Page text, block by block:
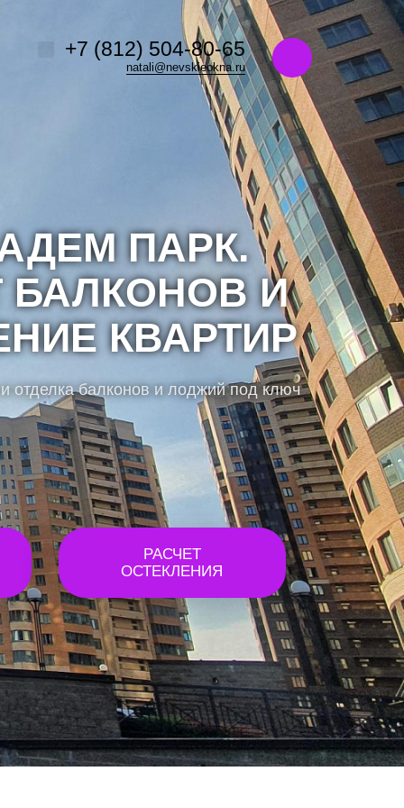
Найти
название ЖК или адрес
+7 (812) 504-80-65
natali@nevskieokna.ru
ПАРК.
БАЛКОНОВ И
КВАРТИР
отделка балконов и лоджий под ключ
РАСЧЕТ
ОСТЕКЛЕНИЯ